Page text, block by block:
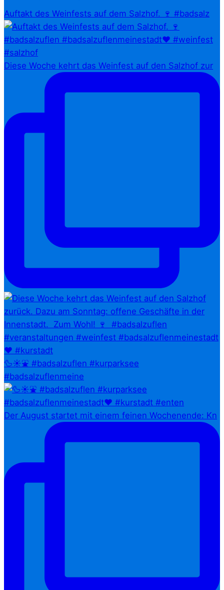
Auftakt des Weinfests auf dem Salzhof. 🍷 #badsalz
Diese Woche kehrt das Weinfest auf den Salzhof zur
🦆☀️⛲ #badsalzuflen #kurparksee
#badsalzuflenmeine
Der August startet mit einem feinen Wochenende: Kn